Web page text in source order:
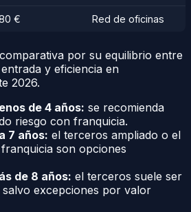
€ Red de oficinas
por su equilibrio entre
y eficiencia en
2026.
de 4 años: se recomienda
riesgo con franquicia.
7 años: el terceros ampliado o el
son opciones
de 8 años: el terceros suele ser
excepciones por valor